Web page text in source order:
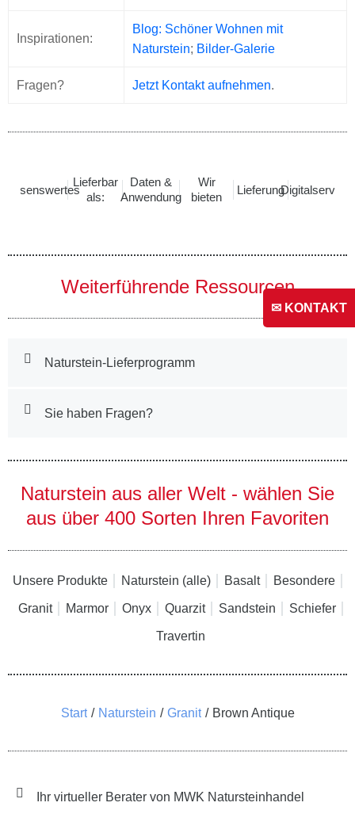
Inspirationen:
Blog: Schöner Wohnen mit
Naturstein; Bilder-Galerie
Fragen? Jetzt Kontakt aufnehmen.
Wissenswertes
Lieferbar
als:
Daten &
Anwendung
Wir
bieten
LieferungDigitalservice
Weiterführende Ressourcen
Naturstein-Lieferprogramm
Sie haben Fragen?
Naturstein aus aller Welt - wählen Sie
aus über 400 Sorten Ihren Favoriten
Unsere Produkte Naturstein (alle) Basalt Besondere
Granit Marmor Onyx Quarzit Sandstein Schiefer
Travertin
Sie befinden sich hier:
Start Naturstein Granit Brown Antique
Ihr virtueller Berater von MWK Natursteinhandel
✉ KONTAKT